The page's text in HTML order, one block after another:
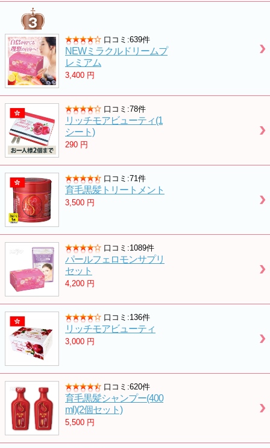
口コミ:639件
NEWミラクルドリームプ
レミアム
3,400 円
口コミ:78件
リッチモアビューティ(1
シート)
290 円
口コミ:71件
育毛黒髪トリートメント
3,500 円
口コミ:1089件
パールフェロモンサプリ
セット
4,200 円
口コミ:136件
リッチモアビューティ
3,000 円
口コミ:620件
育毛黒髪シャンプー(400
ml)(2個セット)
5,500 円